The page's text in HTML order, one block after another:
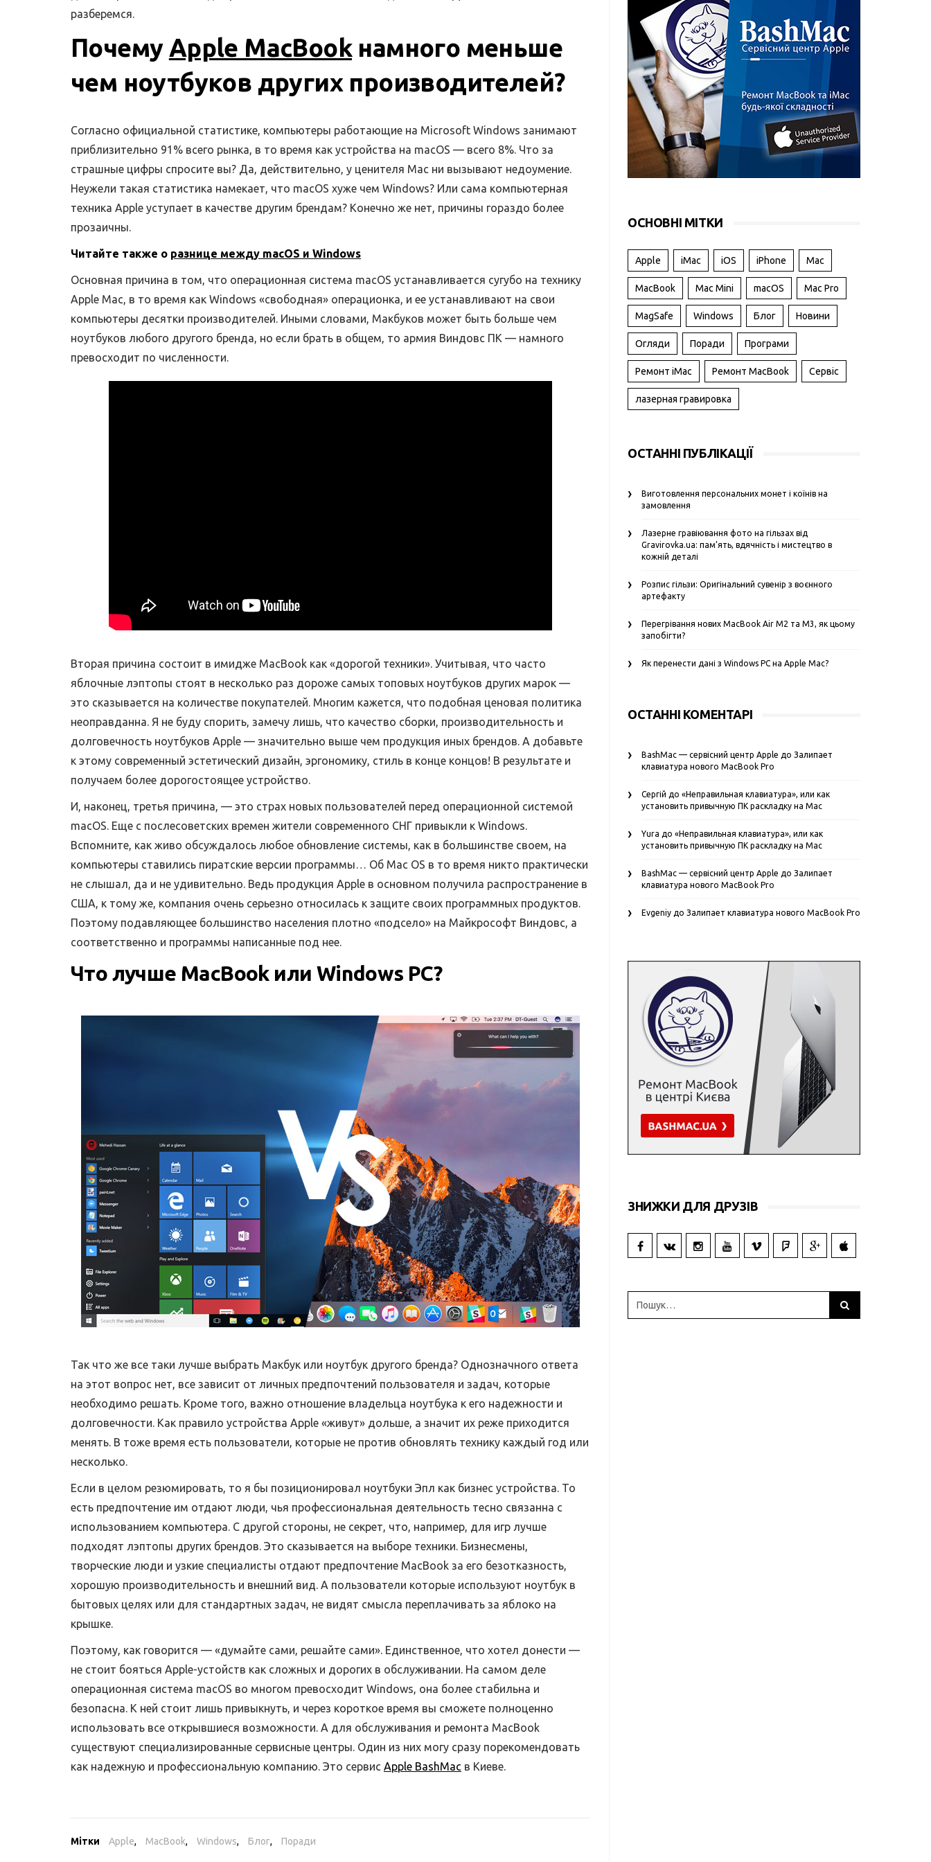
разберемся.
Почему Apple MacBookнамного меньше
чем ноутбуков других производителей?
Согласно официальной статистике, компьютеры работающие на Microsoft Windows занимают
приблизительно 91% всего рынка, в то время как устройства на macOS — всего 8%. Что за
страшные цифры спросите вы? Да, действительно, у ценителя Mac ни вызывают недоумение.
Неужели такая статистика намекает, что macOS хуже чем Windows? Или сама компьютерная
техника Apple уступает в качестве другим брендам? Конечно же нет, причины гораздо более
прозаичны.
Читайте также о разнице между macOS и Windows
Основная причина в том, что операционная система macOS устанавливается сугубо на технику
Apple Mac, в то время как Windows «свободная» операционка, и ее устанавливают на свои
компьютеры десятки производителей. Иными словами, Макбуков может быть больше чем
ноутбуков любого другого бренда, но если брать в общем, то армия Виндовс ПК — намного
превосходит по численности.
Вторая причина состоит в имидже MacBook как «дорогой техники». Учитывая, что часто
яблочные лэптопы стоят в несколько раз дороже самых топовых ноутбуков других марок —
это сказывается на количестве покупателей. Многим кажется, что подобная ценовая политика
неоправданна. Я не буду спорить, замечу лишь, что качество сборки, производительность и
долговечность ноутбуков Apple — значительно выше чем продукция иных брендов. А добавьте
к этому современный эстетический дизайн, эргономику, стиль в конце концов! В результате и
получаем более дорогостоящее устройство.
И, наконец, третья причина, — это страх новых пользователей перед операционной системой
macOS. Еще с послесоветских времен жители современного СНГ привыкли к Windows.
Вспомните, как живо обсуждалось любое обновление системы, как в большинстве своем, на
компьютеры ставились пиратские версии программы… Об Mac OS в то время никто практически
не слышал, да и не удивительно. Ведь продукция Apple в основном получила распространение в
США, к тому же, компания очень серьезно относилась к защите своих программных продуктов.
Поэтому подавляющее большинство населения плотно «подсело» на Майкрософт Виндовс, а
соответственно и программы написанные под нее.
Что лучше MacBook или Windows PC?
Так что же все таки лучше выбрать Макбук или ноутбук другого бренда? Однозначного ответа
на этот вопрос нет, все зависит от личных предпочтений пользователя и задач, которые
необходимо решать. Кроме того, важно отношение владельца ноутбука к его надежности и
долговечности. Как правило устройства Apple «живут» дольше, а значит их реже приходится
менять. В тоже время есть пользователи, которые не против обновлять технику каждый год или
несколько.
Если в целом резюмировать, то я бы позиционировал ноутбуки Эпл как бизнес устройства. То
есть предпочтение им отдают люди, чья профессиональная деятельность тесно связанна с
использованием компьютера. С другой стороны, не секрет, что, например, для игр лучше
подходят лэптопы других брендов. Это сказывается на выборе техники. Бизнесмены,
творческие люди и узкие специалисты отдают предпочтение MacBook за его безотказность,
хорошую производительность и внешний вид. А пользователи которые используют ноутбук в
бытовых целях или для стандартных задач, не видят смысла переплачивать за яблоко на
крышке.
Поэтому, как говорится — «думайте сами, решайте сами». Единственное, что хотел донести —
не стоит бояться Apple-устойств как сложных и дорогих в обслуживании. На самом деле
операционная система macOS во многом превосходит Windows, она более стабильна и
безопасна. К ней стоит лишь привыкнуть, и через короткое время вы сможете полноценно
использовать все открывшиеся возможности. А для обслуживания и ремонта MacBook
существуют специализированные сервисные центры. Один из них могу сразу порекомендовать
как надежную и профессиональную компанию. Это сервис Apple BashMac в Киеве.
Мітки Apple, MacBook, Windows, Блог, Поради
ОСНОВНІ МІТКИ
Apple iMac iOS iPhone Mac
MacBook Mac Mini macOS Mac Pro
MagSafe Windows Блог Новини
Огляди Поради Програми
Ремонт iMac Ремонт MacBook Сервіс
лазерная гравировка
ОСТАННІ ПУБЛІКАЦІЇ
Виготовлення персональних монет і коїнів на
замовлення
Лазерне гравіювання фото на гільзах від
Gravirovka.ua: пам’ять, вдячність і мистецтво в
кожній деталі
Розпис гільзи: Оригінальний сувенір з воєнного
артефакту
Перегрівання нових MacBook Air M2 та M3, як цьому
запобігти?
Як перенести дані з Windows PC на Apple Mac?
ОСТАННІ КОМЕНТАРІ
BashMac — сервісний центр Apple до Залипает
клавиатура нового MacBook Pro
Сергій до «Неправильная клавиатура», или как
установить привычную ПК раскладку на Mac
Yura до «Неправильная клавиатура», или как
установить привычную ПК раскладку на Mac
BashMac — сервісний центр Apple до Залипает
клавиатура нового MacBook Pro
Evgeniy до Залипает клавиатура нового MacBook Pro
ЗНИЖКИ ДЛЯ ДРУЗІВ